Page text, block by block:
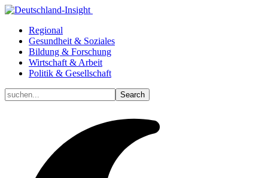
Regional
Gesundheit & Soziales
Bildung & Forschung
Wirtschaft & Arbeit
Politik & Gesellschaft